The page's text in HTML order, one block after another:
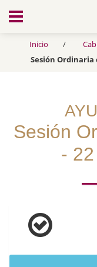
Transparencia
Inicio
Sesión Ordinaria
Sesión
-